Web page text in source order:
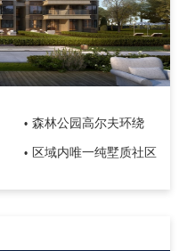
• 森林公园高尔夫环绕
• 区域内唯一纯墅质社区